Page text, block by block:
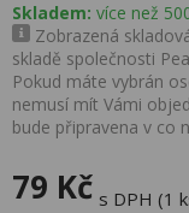
Skladem: více než
Zobrazená
skladě společnosti
Pokud máte vybrán
nemusí mít Vámi
bude připravena v co
79 Kč s DPH (1